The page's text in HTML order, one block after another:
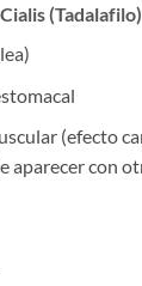
(Tadalafilo)
(efecto
aparecer con